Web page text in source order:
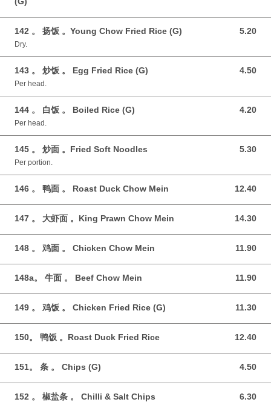
142 。 扬饭 。Young Chow Fried Rice (G) 5.20
5.20 GBP
Dry.
143 。 炒饭 。 Egg Fried Rice (G) 4.50
4.50 GBP
Per head.
144 。 白饭 。 Boiled Rice (G) 4.20
4.20 GBP
Per head.
145 。 炒面 。Fried Soft Noodles 5.30
5.30 GBP
Per portion.
146 。 鸭面 。 Roast Duck Chow Mein 12.40
12.40 GBP
147 。 大虾面 。King Prawn Chow Mein 14.30
14.30 GBP
148 。 鸡面 。 Chicken Chow Mein 11.90
11.90 GBP
148a。 牛面 。 Beef Chow Mein 11.90
11.90 GBP
149 。 鸡饭 。 Chicken Fried Rice (G) 11.30
11.30 GBP
150。 鸭饭 。Roast Duck Fried Rice 12.40
12.40 GBP
151。 条 。 Chips (G) 4.50
4.50 GBP
152 。 椒盐条 。 Chilli & Salt Chips 6.30
6.30 GBP